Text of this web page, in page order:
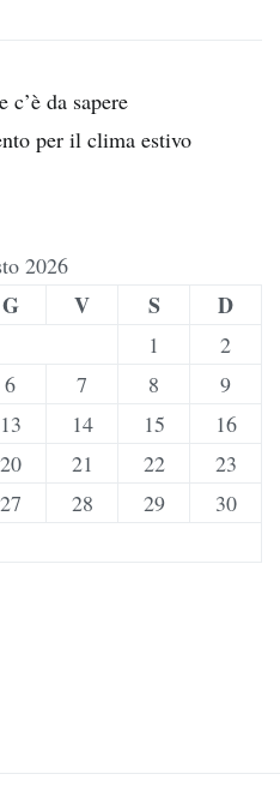
c’è da sapere
per il clima estivo
2026
G V S D
1
2
6 7 8
9
13 14 15
16
20 21 22
23
27 28 29
30